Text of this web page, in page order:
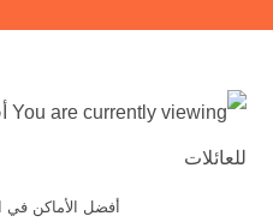
أفضل الأماكن في